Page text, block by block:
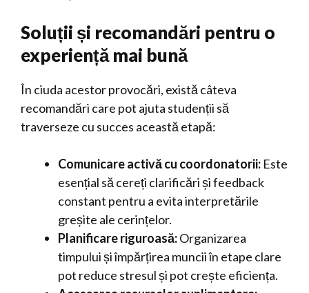
Soluții și recomandări pentru o
experiență mai bună
În ciuda acestor provocări, există câteva
recomandări care pot ajuta studenții să
traverseze cu succes această etapă:
Comunicare activă cu coordonatorii: Este
esențial să cereți clarificări și feedback
constant pentru a evita interpretările
greșite ale cerințelor.
Planificare riguroasă:Organizarea
timpului și împărțirea muncii în etape clare
pot reduce stresul și pot crește eficiența.